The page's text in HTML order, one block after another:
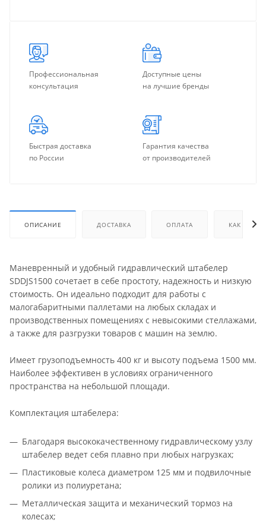
Профессиональная
консультация
Доступные цены
на лучшие бренды
Быстрая доставка
по России
Гарантия качества
от производителей
ОПИСАНИЕ ДОСТАВКА ОПЛАТА КАК
Маневренный и удобный гидравлический штабелер
SDDJS1500 сочетает в себе простоту, надежность и низкую
стоимость. Он идеально подходит для работы с
малогабаритными паллетами на любых складах и
производственных помещениях с невысокими стеллажами,
а также для разгрузки товаров с машин на землю.
Имеет грузоподъемность 400 кг и высоту подъема 1500 мм.
Наиболее эффективен в условиях ограниченного
пространства на небольшой площади.
Комплектация штабелера:
Благодаря высококачественному гидравлическому узлу
штабелер ведет себя плавно при любых нагрузках;
Пластиковые колеса диаметром 125 мм и подвилочные
ролики из полиуретана;
Металлическая защита и механический тормоз на
колесах;